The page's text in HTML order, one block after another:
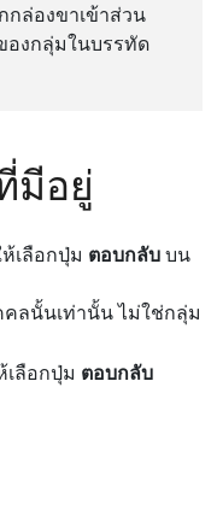
กล่องขาเข้าส่วน
องกลุ่มในบรรทัด
มีอยู่
เลือกปุ่ม ตอบกลับบน
ลนั้นเท่านั้น ไม่ใช่กลุ่ม
เลือกปุ่ม ตอบกลับ